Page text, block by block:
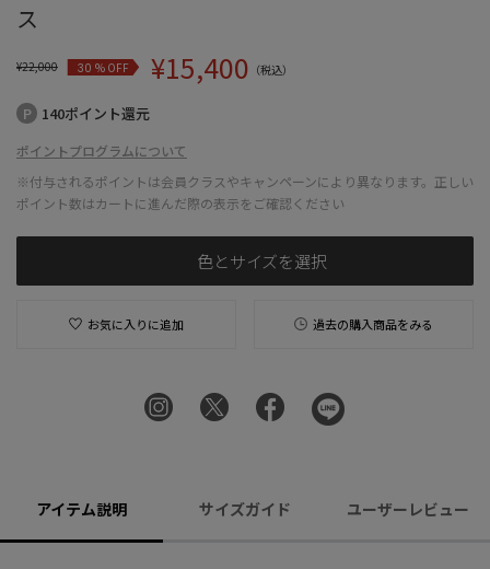
ス
¥22,000 30 % OFF ¥15,400 （税込）
140ポイント還元
ポイントプログラムについて
※付与されるポイントは会員クラスやキャンペーンにより異なります。正しい
ポイント数はカートに進んだ際の表示をご確認ください
色とサイズを選択
お気に入りに追加 過去の購入商品をみる
アイテム説明 サイズガイド ユーザーレビュー